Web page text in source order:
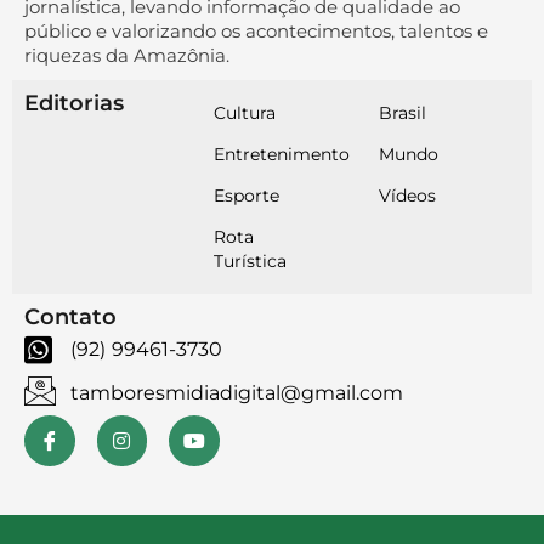
jornalística, levando informação de qualidade ao
público e valorizando os acontecimentos, talentos e
riquezas da Amazônia.
Editorias
Cultura
Entretenimento
Esporte
Rota
Turística
Brasil
Mundo
Vídeos
Contato
(92) 99461-3730
tamboresmidiadigital@gmail.com